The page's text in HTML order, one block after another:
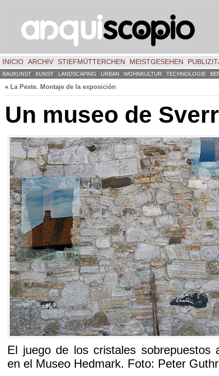
INICIO ARCHIV STIEFMÜTTERCHEN MEISTGESEHEN
BAUKUNST KUNST LANDSCAPING URBAN WOHNKULTUR TECHNOLOGIE
« La Peste. Montaje de la exposición
Un museo de
El juego de los cristales sobrepuestos
en el Museo Hedmark. Foto: Peter